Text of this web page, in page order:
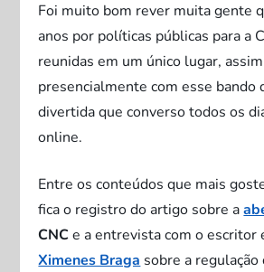
Foi muito bom rever muita gente
anos por políticas públicas para a
reunidas em um único lugar,
presencialmente com esse bando
divertida que converso todos os
online.
Entre os conteúdos que mais
fica o registro do artigo sobre a
CNCe a entrevista com o
Ximenes Braga sobre a